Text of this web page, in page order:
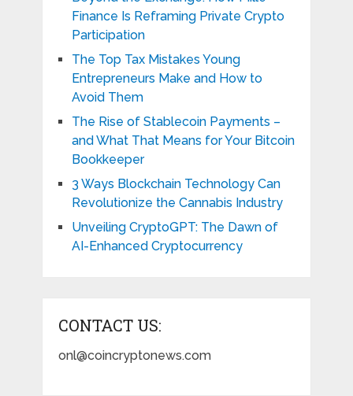
Finance Is Reframing Private Crypto
Participation
The Top Tax Mistakes Young
Entrepreneurs Make and How to
Avoid Them
The Rise of Stablecoin Payments –
and What That Means for Your Bitcoin
Bookkeeper
3 Ways Blockchain Technology Can
Revolutionize the Cannabis Industry
Unveiling CryptoGPT: The Dawn of
AI-Enhanced Cryptocurrency
CONTACT US:
onl@coincryptonews.com